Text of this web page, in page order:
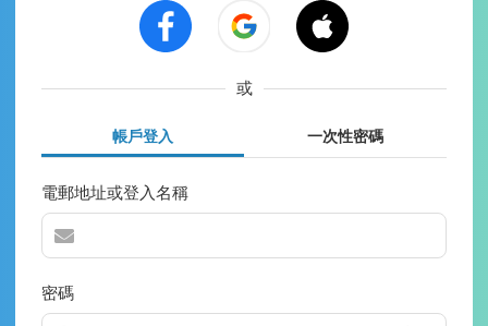
或
帳戶登入 一次性密碼
電郵地址或登入名稱
密碼